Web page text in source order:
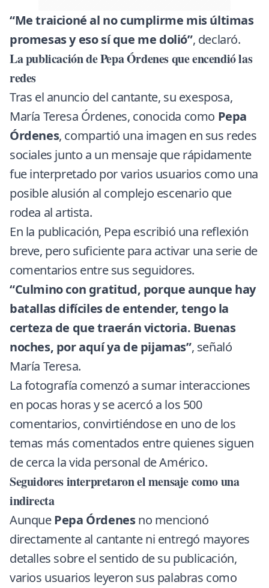
“Me traicioné al no cumplirme mis últimas
promesas y eso sí que me dolió”, declaró.
La publicación de Pepa Órdenes que encendió las
redes
Tras el anuncio del cantante, su exesposa,
María Teresa Órdenes, conocida como Pepa
Órdenes, compartió una imagen en sus redes
sociales junto a un mensaje que rápidamente
fue interpretado por varios usuarios como una
posible alusión al complejo escenario que
rodea al artista.
En la publicación, Pepa escribió una reflexión
breve, pero suficiente para activar una serie de
comentarios entre sus seguidores.
“Culmino con gratitud, porque aunque hay
batallas difíciles de entender, tengo la
certeza de que traerán victoria. Buenas
noches, por aquí ya de pijamas”, señaló
María Teresa.
La fotografía comenzó a sumar interacciones
en pocas horas y se acercó a los 500
comentarios, convirtiéndose en uno de los
temas más comentados entre quienes siguen
de cerca la vida personal de Américo.
Seguidores interpretaron el mensaje como una
indirecta
AunquePepa Órdenesno mencionó
directamente al cantante ni entregó mayores
detalles sobre el sentido de su publicación,
varios usuarios leyeron sus palabras como